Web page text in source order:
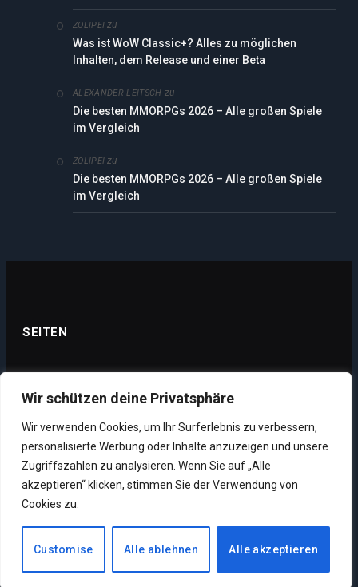
Wir schützen deine Privatsphäre
Wir verwenden Cookies, um Ihr Surferlebnis zu verbessern,
personalisierte Werbung oder Inhalte anzuzeigen und unsere
Zugriffszahlen zu analysieren. Wenn Sie auf „Alle
akzeptieren“ klicken, stimmen Sie der Verwendung von
Cookies zu.
Customise Alle ablehnen Alle akzeptieren
ZOLIPEI zu
Was ist WoW Classic+? Alles zu möglichen
Inhalten, dem Release und einer Beta
ALEXANDER LEITSCH zu
Die besten MMORPGs 2026 – Alle großen Spiele
im Vergleich
ZOLIPEI zu
Die besten MMORPGs 2026 – Alle großen Spiele
im Vergleich
SEITEN
Datenschutz
Impressum
Über uns
Unsere Supporter